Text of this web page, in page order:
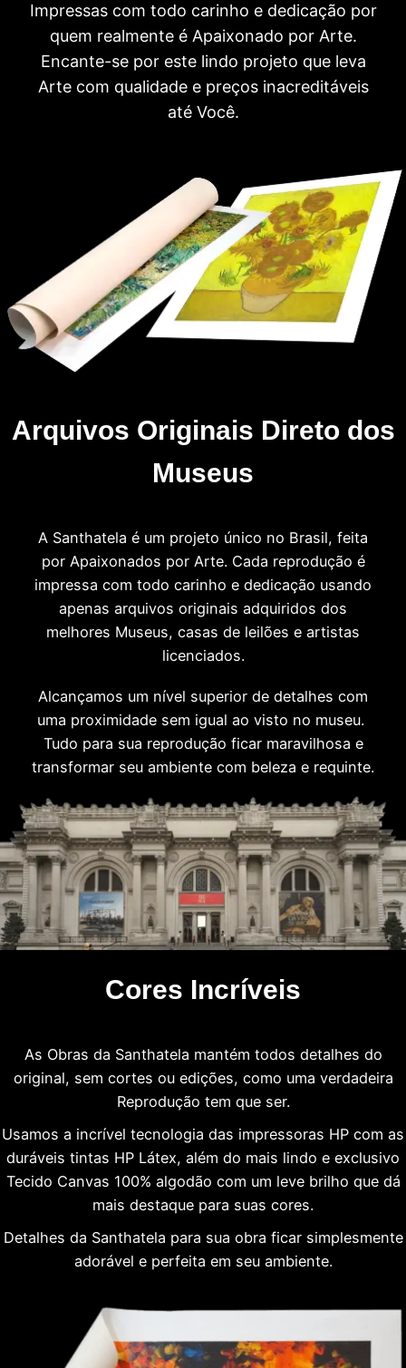
Impressas com todo carinho e dedicação por
quem realmente é Apaixonado por Arte.
Encante-se por este lindo projeto que leva
Arte com qualidade e preços inacreditáveis
até Você.
Arquivos Originais Direto dos
Museus
A Santhatela é um projeto único no Brasil, feita
por Apaixonados por Arte. Cada reprodução é
impressa com todo carinho e dedicação usando
apenas arquivos originais adquiridos dos
melhores Museus, casas de leilões e artistas
licenciados.
Alcançamos um nível superior de detalhes com
uma proximidade sem igual ao visto no museu.
Tudo para sua reprodução ficar maravilhosa e
transformar seu ambiente com beleza e requinte.
Cores Incríveis
As Obras da Santhatela mantém todos detalhes do
original, sem cortes ou edições, como uma verdadeira
Reprodução tem que ser.
Usamos a incrível tecnologia das impressoras HP com as
duráveis tintas HP Látex, além do mais lindo e exclusivo
Tecido Canvas 100% algodão com um leve brilho que dá
mais destaque para suas cores.
Detalhes da Santhatela para sua obra ficar simplesmente
adorável e perfeita em seu ambiente.